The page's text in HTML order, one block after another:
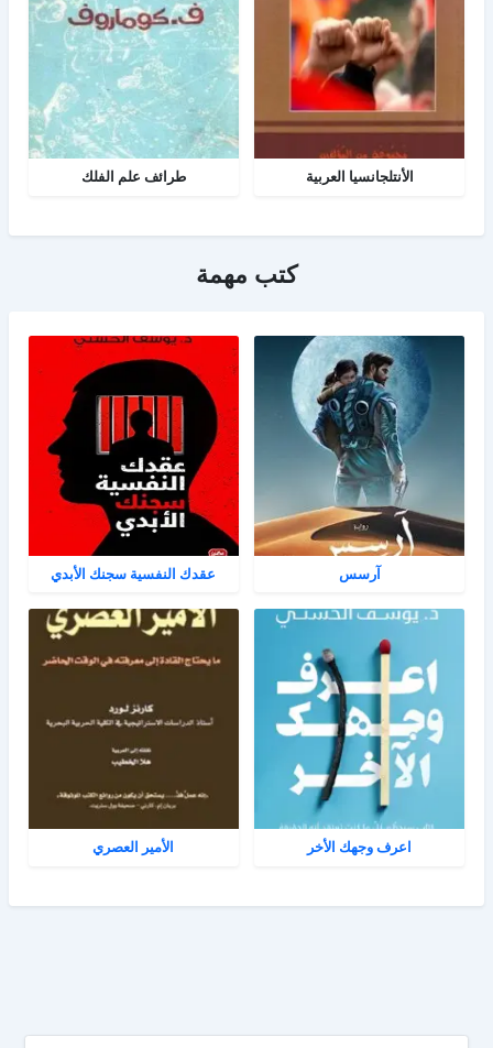
الأنتلجانسيا العربية طرائف علم الفلك
كتب مهمة
آرسس عقدك النفسية سجنك الأبدي
اعرف وجهك الأخر الأمير العصري